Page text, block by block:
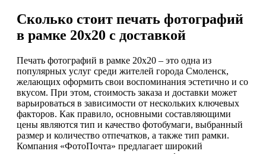
Сколько стоит печать фотографий
в рамке 20х20 с доставкой
Печать фотографий в рамке 20х20 – это одна из
популярных услуг среди жителей города Смоленск,
желающих оформить свои воспоминания эстетично и со
вкусом. При этом, стоимость заказа и доставки может
варьироваться в зависимости от нескольких ключевых
факторов. Как правило, основными составляющими
цены являются тип и качество фотобумаги, выбранный
размер и количество отпечатков, а также тип рамки.
Компания «ФотоПочта» предлагает широкий